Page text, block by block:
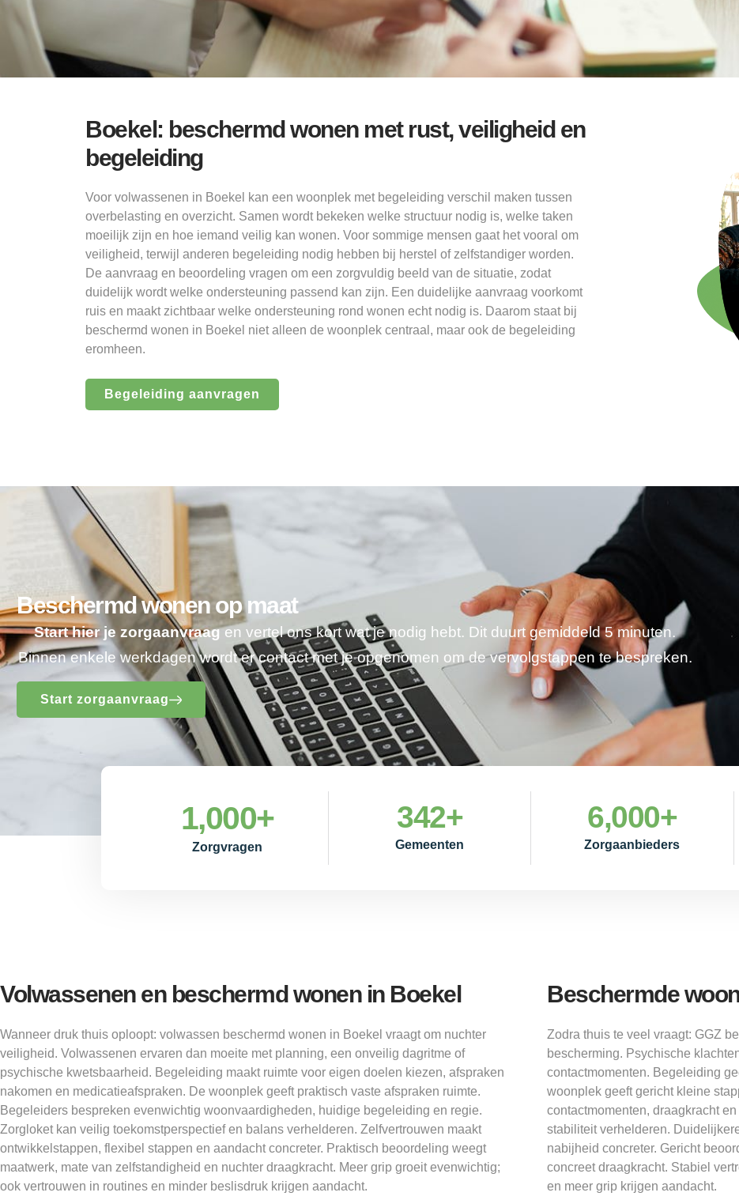
Boekel: beschermd wonen met rust, veiligheid en
begeleiding
Voor volwassenen in Boekel kan een woonplek met begeleiding verschil maken tussen
overbelasting en overzicht. Samen wordt bekeken welke structuur nodig is, welke taken
moeilijk zijn en hoe iemand veilig kan wonen. Voor sommige mensen gaat het vooral om
veiligheid, terwijl anderen begeleiding nodig hebben bij herstel of zelfstandiger worden.
De aanvraag en beoordeling vragen om een zorgvuldig beeld van de situatie, zodat
duidelijk wordt welke ondersteuning passend kan zijn. Een duidelijke aanvraag voorkomt
ruis en maakt zichtbaar welke ondersteuning rond wonen echt nodig is. Daarom staat bij
beschermd wonen in Boekel niet alleen de woonplek centraal, maar ook de begeleiding
eromheen.
Begeleiding aanvragen
Beschermd wonen op maat
Start hier je zorgaanvraagen vertel ons kort wat je nodig hebt. Dit duurt gemiddeld 5 minuten.
Binnen enkele werkdagen wordt er contact met je opgenomen om de vervolgstappen te bespreken.
Start zorgaanvraag
Zorgvragen
1,000+
Gemeenten
342+
Zorgaanbieders
6,000+
Volwassenen en beschermd wonen in Boekel
Wanneer druk thuis oploopt: volwassen beschermd wonen in Boekel vraagt om nuchter
veiligheid. Volwassenen ervaren dan moeite met planning, een onveilig dagritme of
psychische kwetsbaarheid. Begeleiding maakt ruimte voor eigen doelen kiezen, afspraken
nakomen en medicatieafspraken. De woonplek geeft praktisch vaste afspraken ruimte.
Begeleiders bespreken evenwichtig woonvaardigheden, huidige begeleiding en regie.
Zorgloket kan veilig toekomstperspectief en balans verhelderen. Zelfvertrouwen maakt
ontwikkelstappen, flexibel stappen en aandacht concreter. Praktisch beoordeling weegt
maatwerk, mate van zelfstandigheid en nuchter draagkracht. Meer grip groeit evenwichtig;
ook vertrouwen in routines en minder beslisdruk krijgen aandacht.
Beschermde
Zodra thuis te veel vraagt: GGZ
bescherming. Psychische
contactmomenten. Begeleiding
woonplek geeft gericht kleine
contactmomenten, draagkracht
stabiliteit verhelderen.
nabijheid concreter. Gericht
concreet draagkracht. Stabiel
en meer grip krijgen aandacht.